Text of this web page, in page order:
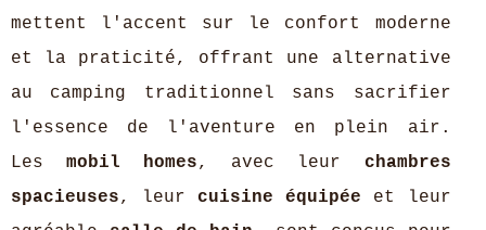
mettent l'accent sur le confort moderne
et la praticité, offrant une alternative
au camping traditionnel sans sacrifier
l'essence de l'aventure en plein air.
Lesmobil homes, avec leur chambres
spacieuses, leurcuisine équipée et leur